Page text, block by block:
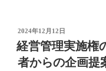
投
稿
日:
2024年12月12日
経営管理実施権
者からの企画提